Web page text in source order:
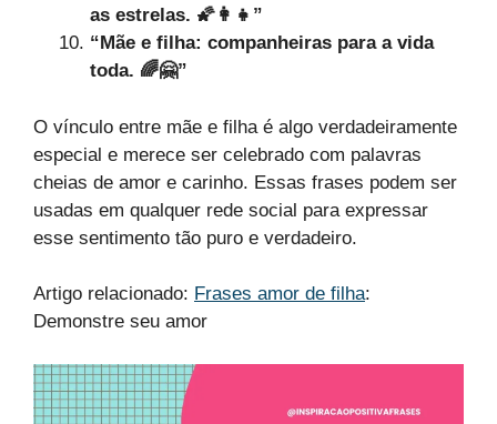
as estrelas. 🌠👩‍👧”
“Mãe e filha: companheiras para a vida
toda. 🌈🤗”
O vínculo entre mãe e filha é algo verdadeiramente
especial e merece ser celebrado com palavras
cheias de amor e carinho. Essas frases podem ser
usadas em qualquer rede social para expressar
esse sentimento tão puro e verdadeiro.
Artigo relacionado: Frases amor de filha:
Demonstre seu amor